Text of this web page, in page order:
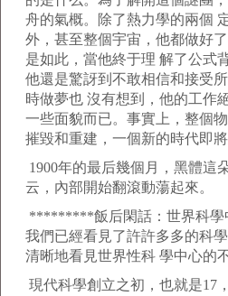
舟的氣概。除了熱力學的兩個
外，甚至整個宇宙，他都做好
是如此，當他終于理 解了公式
他還是驚訝到不敢相信和接受
時做夢也 沒有想到，他的工作
一些面貌而已。事實上，整個
摧毀和重建，一個新的時代即將
1900年的最后幾個月，黑體這
云，內部開始翻滾動蕩起來。
*********飯后閑話：世界科學
我們已經看見了許許多多的科
清晰地看見世界性科 學中心的
現代科學創立之初，也就是17